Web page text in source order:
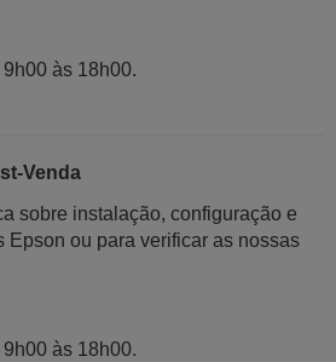
às 18h00.
Venda
sobre instalação, configuração e
Epson ou para verificar as nossas
às 18h00.